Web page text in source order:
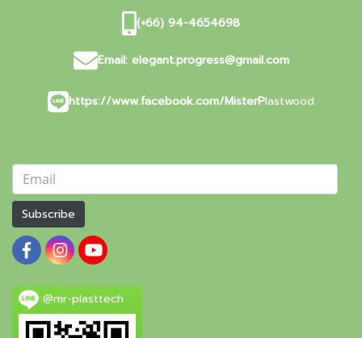
(+66) 94-4654698
Email: elegant.progress@gmail.com
https://www.facebook.com/MisterPlastwood
Subscribe
@mr-plasttech